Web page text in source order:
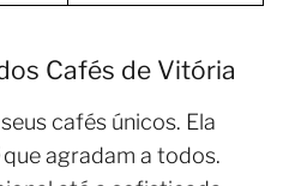
Cafés de Vitória
cafés únicos. Ela
que agradam a todos.